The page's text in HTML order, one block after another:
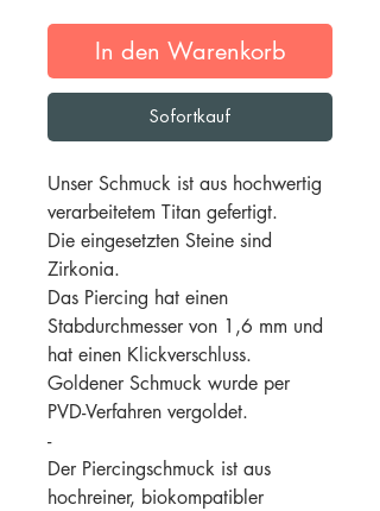
In den Warenkorb
Sofortkauf
Unser Schmuck ist aus hochwertig
verarbeitetem Titan gefertigt.
Die eingesetzten Steine sind
Zirkonia.
Das Piercing hat einen
Stabdurchmesser von 1,6 mm und
hat einen Klickverschluss.
Goldener Schmuck wurde per
PVD-Verfahren vergoldet.
-
Der Piercingschmuck ist aus
hochreiner, biokompatibler